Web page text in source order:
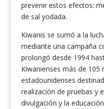
prevenir estos efectos:
de sal yodada.
Kiwanis se sumó a la
mediante una campaña
prolongó desde 1994
Kiwanienses más de 105
estadounidenses
realización de pruebas y
divulgación y la